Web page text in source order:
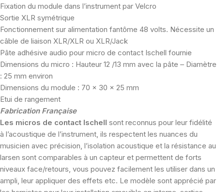
Fixation du module dans l’instrument par Velcro
Sortie XLR symétrique
Fonctionnement sur alimentation fantôme 48 volts. Nécessite un
câble de liaison XLR/XLR ou XLR/Jack
Pâte adhésive audio pour micro de contact Ischell fournie
Dimensions du micro : Hauteur 12 /13 mm avec la pâte – Diamètre
: 25 mm environ
Dimensions du module : 70 x 30 x 25 mm
Etui de rangement
Fabrication Française
Les micros de contact Ischell sont reconnus pour leur fidélité
à l’acoustique de l’instrument, ils respectent les nuances du
musicien avec précision, l’isolation acoustique et la résistance au
larsen sont comparables à un capteur et permettent de forts
niveaux face/retours, vous pouvez facilement les utiliser dans un
ampli, leur appliquer des effets etc. Le modèle sont apprécié par